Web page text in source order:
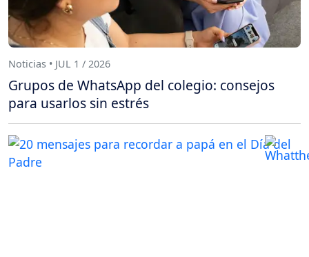
Noticias • JUL 1 / 2026
Grupos de WhatsApp del colegio: consejos
para usarlos sin estrés